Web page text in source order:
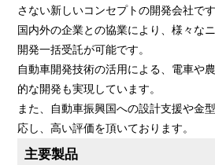
さない新しいコンセプトの開発会社です
国内外の企業との協業により、様々な
開発一括受託が可能です。
自動車開発技術の活用による、電車や
的な開発も実現しています。
また、自動車振興国への設計支援や金
応し、高い評価を頂いております。
主要製品